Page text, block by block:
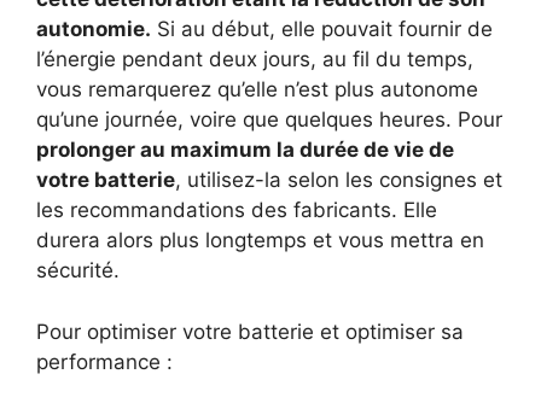
autonomie. Si au début, elle pouvait fournir de
l’énergie pendant deux jours, au fil du temps,
vous remarquerez qu’elle n’est plus autonome
qu’une journée, voire que quelques heures. Pour
prolonger au maximum la durée de vie de
votre batterie, utilisez-la selon les consignes et
les recommandations des fabricants. Elle
durera alors plus longtemps et vous mettra en
sécurité.
Pour optimiser votre batterie et optimiser sa
performance :